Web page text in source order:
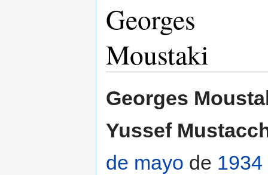
Georges
Moustaki
Georges
Yussef
de mayo de 1934